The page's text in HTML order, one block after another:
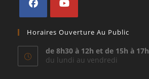
dans
un
nouvel
dans
un
nouvel
Horaires Ouverture Au Public
de 8h30 à 12h et de 15h à 17h
du lundi au vendredi